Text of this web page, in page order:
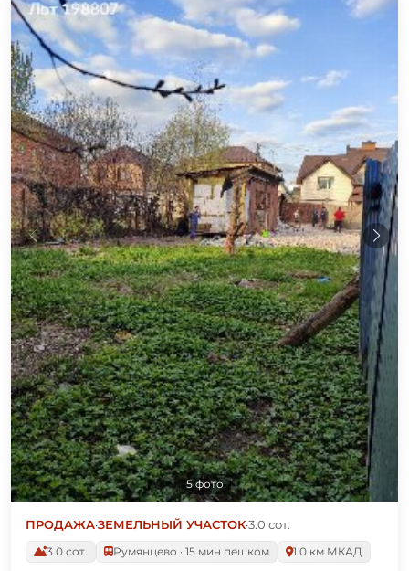
5 фото
ПРОДАЖА·ЗЕМЕЛЬНЫЙ УЧАСТОК·3.0 сот.
3.0 сот.
Румянцево · 15 мин пешком 1.0 км МКАД